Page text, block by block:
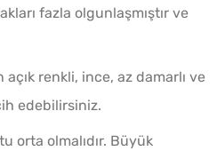
fazla olgunlaşmıştır ve
renkli, ince, az damarlı ve
edebilirsiniz.
orta olmalıdır. Büyük